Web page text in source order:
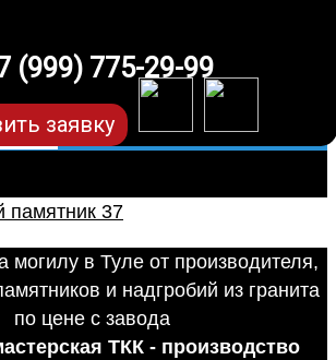
(999) 775-29-99
заявку
ТКК - производство